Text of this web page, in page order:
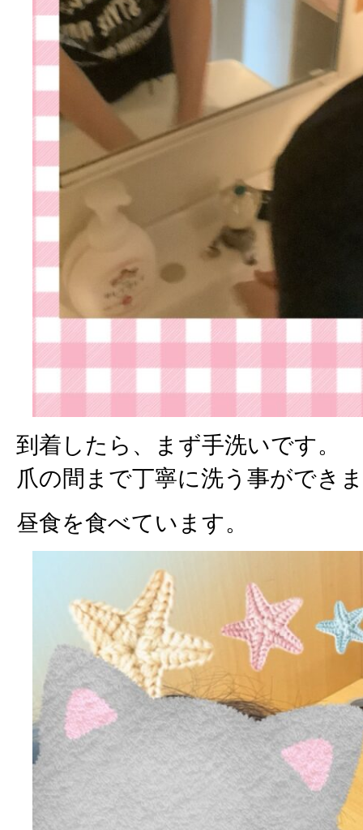
到着したら、まず手洗いです。
爪の間まで丁寧に洗う事ができ
昼食を食べています。